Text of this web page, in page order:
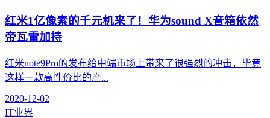
红米1亿像素的千元机来了！华为sound X音箱依然
帝瓦雷加持
红米note9Pro的发布给中端市场上带来了很强烈的冲击，毕竟
这样一款高性价比的产...
2020-12-02
IT业界